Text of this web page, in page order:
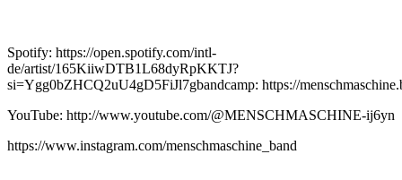
Spotify: https://open.spotify.com/intl-
de/artist/165KiiwDTB1L68dyRpKKTJ?
si=Ygg0bZHCQ2uU4gD5FiJl7gbandcamp: https://
YouTube: http://www.youtube.com/@MENSCHMASCHINE-ij6yn
https://www.instagram.com/menschmaschine_band